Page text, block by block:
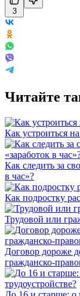
3
Читайте
Как устроиться
Как следить за
в час»?
Как подростку
Трудовой или
Договор дороже
гражданско-